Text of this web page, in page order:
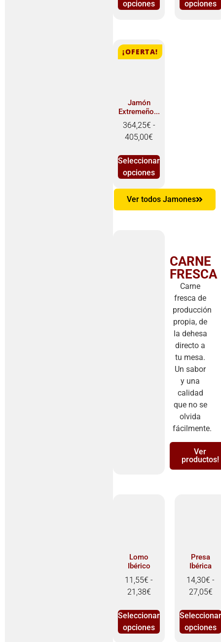
opciones
opciones
¡OFERTA!
Jamón
Extremeño...
364,25€ -
405,00€
Seleccionar
opciones
Ver todos Jamones
CARNE
FRESCA
Carne
fresca de
producción
propia, de
la dehesa
directo a
tu mesa.
Un sabor
y una
calidad
que no se
olvida
fácilmente.
Ver
productos!
Lomo
Ibérico
11,55€ -
21,38€
Seleccionar
opciones
Presa
Ibérica
14,30€ -
27,05€
opciones